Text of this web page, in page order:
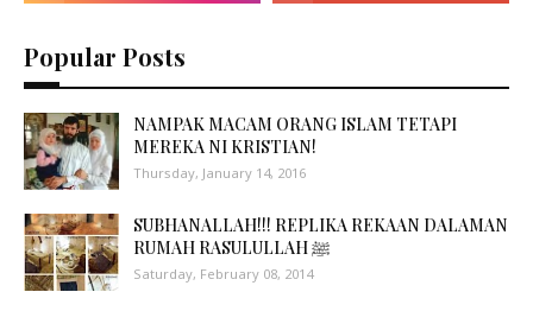
Popular Posts
NAMPAK MACAM ORANG ISLAM TETAPI
MEREKA NI KRISTIAN!
Thursday, January 14, 2016
SUBHANALLAH!!! REPLIKA REKAAN DALAMAN
RUMAH RASULULLAH ﷺ
Saturday, February 08, 2014